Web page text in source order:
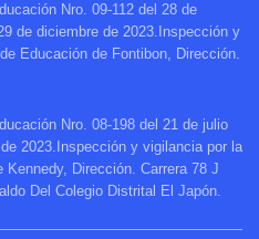
Nro. 09-112 del 28 de
de diciembre de 2023.Inspección y
Educación de Fontibon, Dirección.
Nro. 08-198 del 21 de julio
2023.Inspección y vigilancia por la
Dirección. Carrera 78 J
Del Colegio Distrital El Japón.